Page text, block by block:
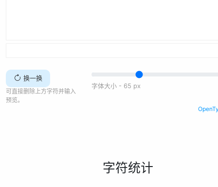
换一换
可直接删除上方字符并输入
预览。
字体大小 - 65 px
字符统计